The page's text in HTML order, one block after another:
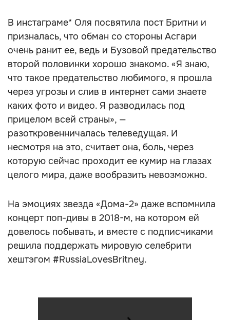
В инстаграме* Оля посвятила пост Бритни и
призналась, что обман со стороны Асгари
очень ранит ее, ведь и Бузовой предательство
второй половинки хорошо знакомо. «Я знаю,
что такое предательство любимого, я прошла
через угрозы и слив в интернет сами знаете
каких фото и видео. Я разводилась под
прицелом всей страны», —
разоткровенничалась телеведущая. И
несмотря на это, считает она, боль, через
которую сейчас проходит ее кумир на глазах
целого мира, даже вообразить невозможно.
На эмоциях звезда «Дома-2» даже вспомнила
концерт поп-дивы в 2018-м, на котором ей
довелось побывать, и вместе с подписчиками
решила поддержать мировую селебрити
хештэгом #RussiaLovesBritney.